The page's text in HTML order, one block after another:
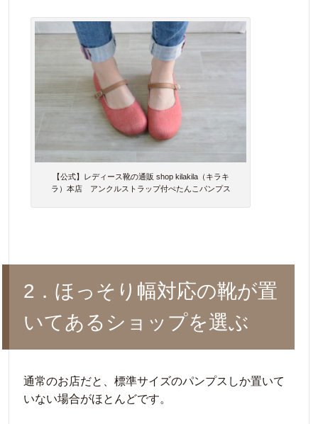
【公式】レディース靴の通販 shop kilakila（キラキ
ラ）本店 アンクルストラップ付ぺたんこパンプス
2．ほっそり幅対応の靴が置
いてあるショップを選ぶ
通常のお店だと、標準サイズのパンプスしか置いて
いない場合がほとんどです。